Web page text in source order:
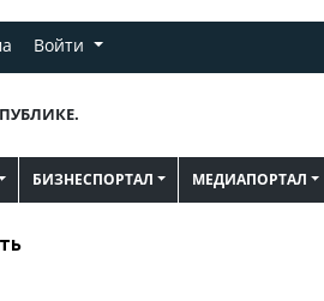
Войти
БИЗНЕСПОРТАЛ МЕДИАПОРТАЛ